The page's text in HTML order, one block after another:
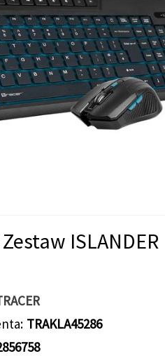
Zestaw ISLANDER
TRAKLA45286